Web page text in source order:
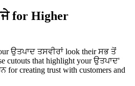
for Higher
ਉਤਪਾਦ ਤਸਵੀਰਾਂ look their ਸਭ ਤੋਂ
cutouts that highlight your ਉਤਪਾਦ'
creating trust with customers and